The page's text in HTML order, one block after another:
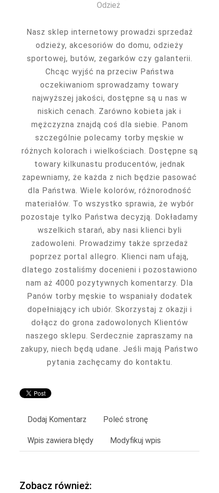
Odzież
Nasz sklep internetowy prowadzi sprzedaż
odzieży, akcesoriów do domu, odzieży
sportowej, butów, zegarków czy galanterii.
Chcąc wyjść na przeciw Państwa
oczekiwaniom sprowadzamy towary
najwyższej jakości, dostępne są u nas w
niskich cenach. Zarówno kobieta jak i
mężczyzna znajdą coś dla siebie. Panom
szczególnie polecamy torby męskie w
różnych kolorach i wielkościach. Dostępne są
towary kilkunastu producentów, jednak
zapewniamy, że każda z nich będzie pasować
dla Państwa. Wiele kolorów, różnorodność
materiałów. To wszystko sprawia, że wybór
pozostaje tylko Państwa decyzją. Dokładamy
wszelkich starań, aby nasi klienci byli
zadowoleni. Prowadzimy także sprzedaż
poprzez portal allegro. Klienci nam ufają,
dlatego zostaliśmy docenieni i pozostawiono
nam aż 4000 pozytywnych komentarzy. Dla
Panów torby męskie to wspaniały dodatek
dopełniający ich ubiór. Skorzystaj z okazji i
dołącz do grona zadowolonych Klientów
naszego sklepu. Serdecznie zapraszamy na
zakupy, niech będą udane. Jeśli mają Państwo
pytania zachęcamy do kontaktu.
Dodaj Komentarz Poleć stronę
Wpis zawiera błędy Modyfikuj wpis
Zobacz również: